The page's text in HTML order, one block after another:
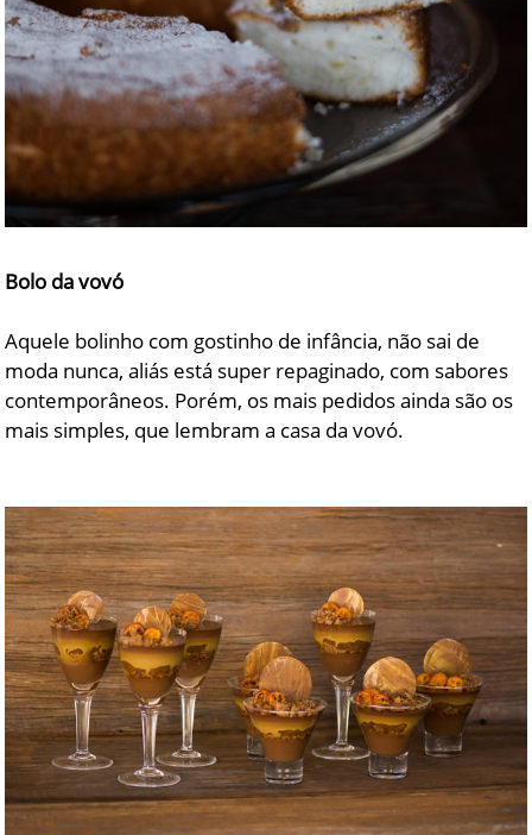
Bolo da vovó
Aquele bolinho com gostinho de infância, não sai de
moda nunca, aliás está super repaginado, com sabores
contemporâneos. Porém, os mais pedidos ainda são os
mais simples, que lembram a casa da vovó.